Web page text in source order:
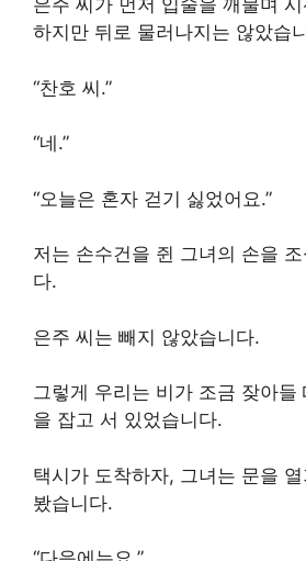
은주 씨가 먼저 입술을 깨물며
하지만 뒤로 물러나지는 않았습
“찬호 씨.”
“네.”
“오늘은 혼자 걷기 싫었어요.”
저는 손수건을 쥔 그녀의 손을
다.
은주 씨는 빼지 않았습니다.
그렇게 우리는 비가 조금 잦아들
을 잡고 서 있었습니다.
택시가 도착하자, 그녀는 문을
봤습니다.